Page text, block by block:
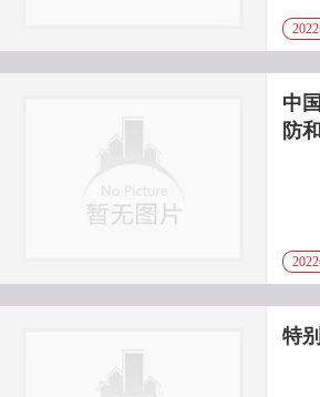
中
防
特